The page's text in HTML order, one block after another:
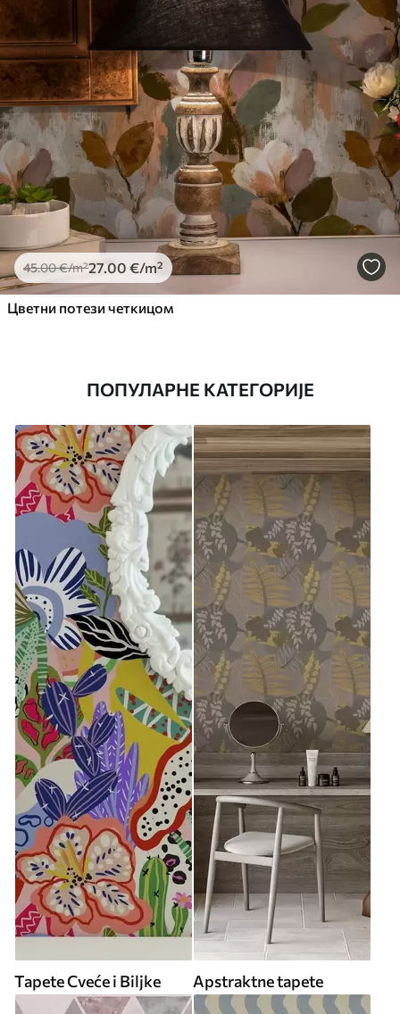
45.00€/m²27.00 €/m²
Цветни потези четкицом
ПОПУЛАРНЕ КАТЕГОРИЈЕ
Tapete Cveće i Biljke Apstraktne tapete